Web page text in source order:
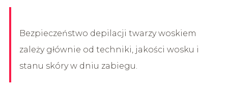
Bezpieczeństwo depilacji twarzy woskiem
zależy głównie od techniki, jakości wosku i
stanu skóry w dniu zabiegu.